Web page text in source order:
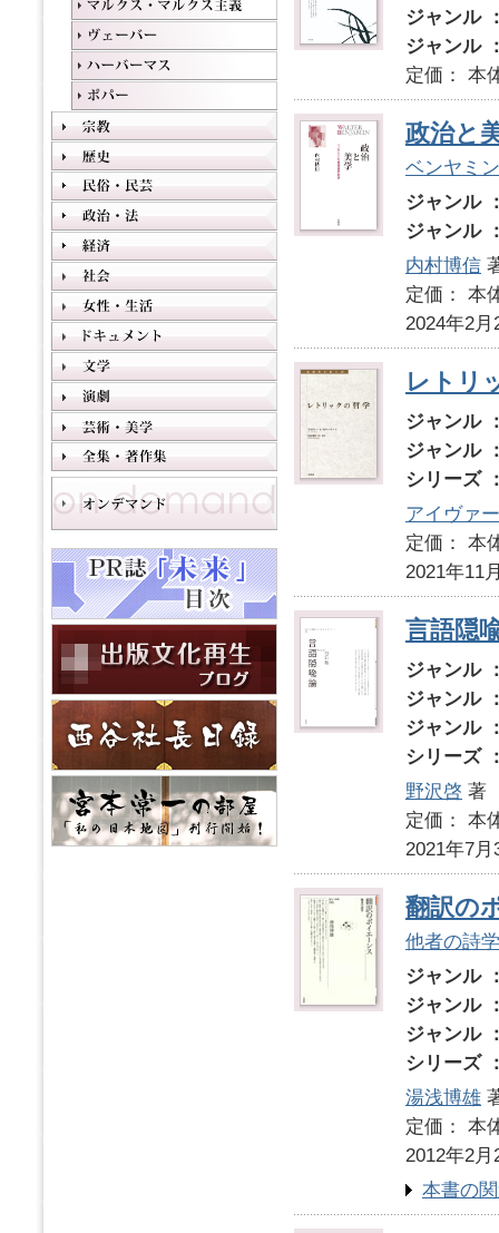
ジャンル
ジャンル
定価：
政治と
ベンヤミ
ジャンル
ジャンル
内村博信
定価：
2024年2月
レトリ
ジャンル
ジャンル
シリーズ
アイヴァ
定価：
2021年11
言語隠
ジャンル
ジャンル
ジャンル
シリーズ
野沢啓 著
定価：
2021年7月
翻訳の
他者の詩学
ジャンル
ジャンル
ジャンル
シリーズ
湯浅博雄
定価：
2012年2月
本書の